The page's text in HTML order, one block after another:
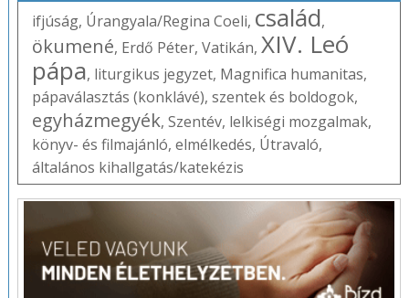
ifjúság, Úrangyala/Regina Coeli, család,
ökumené, Erdő Péter, Vatikán, XIV. Leó
pápa, liturgikus jegyzet, Magnifica humanitas,
pápaválasztás (konklávé), szentek és boldogok,
egyházmegyék, Szentév, lelkiségi mozgalmak,
könyv- és filmajánló, elmélkedés, Útravaló,
általános kihallgatás/katekézis